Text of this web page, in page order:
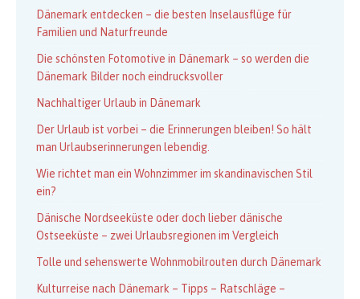
Dänemark entdecken – die besten Inselausflüge für
Familien und Naturfreunde
Die schönsten Fotomotive in Dänemark – so werden die
Dänemark Bilder noch eindrucksvoller
Nachhaltiger Urlaub in Dänemark
Der Urlaub ist vorbei – die Erinnerungen bleiben! So hält
man Urlaubserinnerungen lebendig.
Wie richtet man ein Wohnzimmer im skandinavischen Stil
ein?
Dänische Nordseeküste oder doch lieber dänische
Ostseeküste – zwei Urlaubsregionen im Vergleich
Tolle und sehenswerte Wohnmobilrouten durch Dänemark
Kulturreise nach Dänemark – Tipps – Ratschläge –